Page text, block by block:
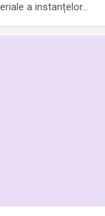
a instanțelor…